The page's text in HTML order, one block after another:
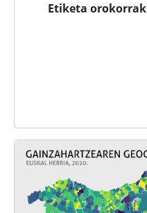
Etiketa orokorrak